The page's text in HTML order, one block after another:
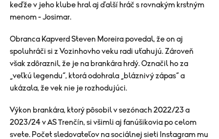
keďže v jeho klube hral aj ďalší hráč s rovnakým krstným
menom - Josimar.
Obranca Kapverd Steven Moreira povedal, že on aj
spoluhráči si z Vozinhovho veku radi uťahujú. Zároveň
však zdôraznil, že je na brankára hrdý. Označil ho za
„veľkú legendu“, ktorá odohrala „bláznivý zápas“ a
ukázala, že vek nie je rozhodujúci.
Výkon brankára, ktorý pôsobil v sezónach 2022/23 a
2023/24 v AS Trenčín, si všimli aj fanúšikovia po celom
svete. Počet sledovateľov na sociálnej sieti Instagram mu